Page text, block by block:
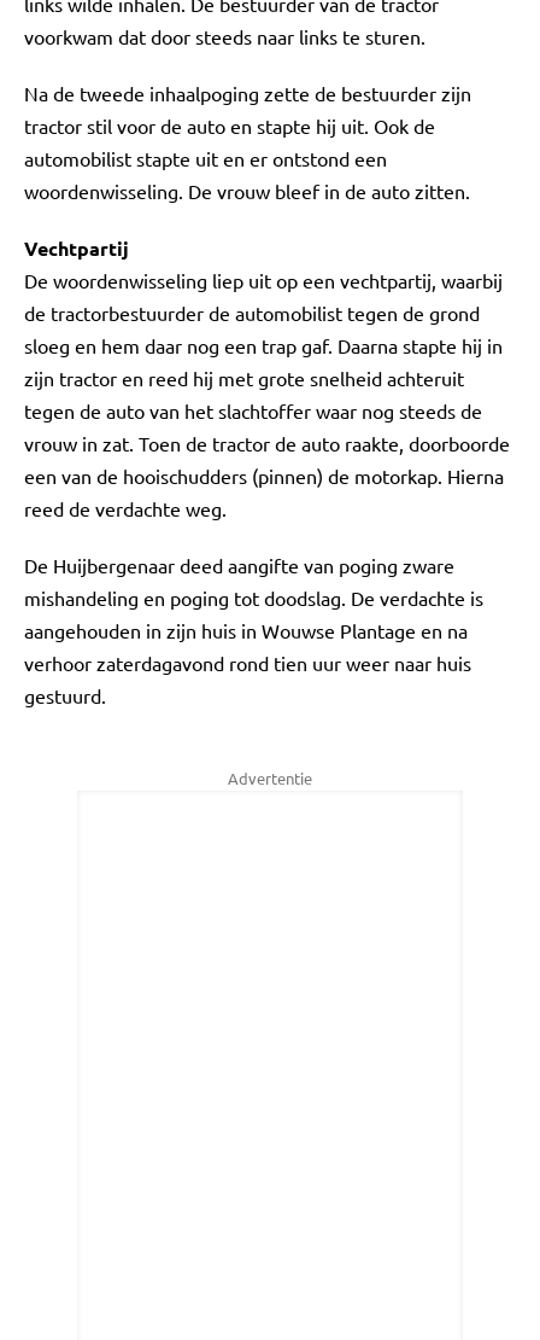
voorkwam dat door steeds naar links te sturen.
Na de tweede inhaalpoging zette de bestuurder zijn
tractor stil voor de auto en stapte hij uit. Ook de
automobilist stapte uit en er ontstond een
woordenwisseling. De vrouw bleef in de auto zitten.
Vechtpartij
De woordenwisseling liep uit op een vechtpartij, waarbij
de tractorbestuurder de automobilist tegen de grond
sloeg en hem daar nog een trap gaf. Daarna stapte hij in
zijn tractor en reed hij met grote snelheid achteruit
tegen de auto van het slachtoffer waar nog steeds de
vrouw in zat. Toen de tractor de auto raakte, doorboorde
een van de hooischudders (pinnen) de motorkap. Hierna
reed de verdachte weg.
De Huijbergenaar deed aangifte van poging zware
mishandeling en poging tot doodslag. De verdachte is
aangehouden in zijn huis in Wouwse Plantage en na
verhoor zaterdagavond rond tien uur weer naar huis
gestuurd.
Advertentie